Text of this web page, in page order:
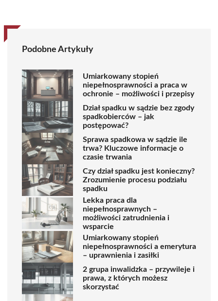
Podobne Artykuły
Umiarkowany stopień
niepełnosprawności a praca w
ochronie – możliwości i przepisy
Dział spadku w sądzie bez zgody
spadkobierców – jak
postępować?
Sprawa spadkowa w sądzie ile
trwa? Kluczowe informacje o
czasie trwania
Czy dział spadku jest konieczny?
Zrozumienie procesu podziału
spadku
Lekka praca dla
niepełnosprawnych –
możliwości zatrudnienia i
wsparcie
Umiarkowany stopień
niepełnosprawności a emerytura
– uprawnienia i zasiłki
2 grupa inwalidzka – przywileje i
prawa, z których możesz
skorzystać